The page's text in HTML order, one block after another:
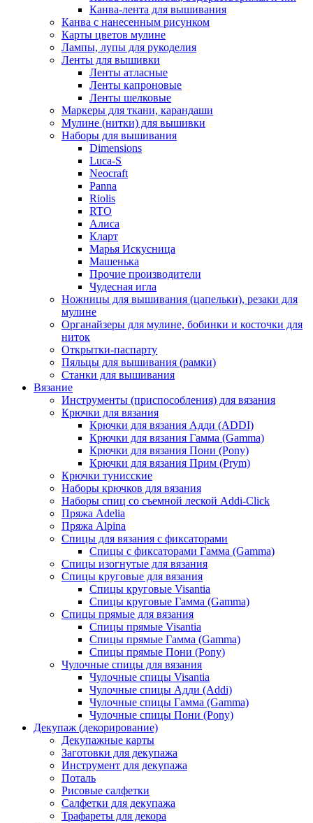
Канва-лента для вышивания
Канва с нанесенным рисунком
Карты цветов мулине
Лампы, лупы для рукоделия
Ленты для вышивки
Ленты атласные
Ленты капроновые
Ленты шелковые
Маркеры для ткани, карандаши
Мулине (нитки) для вышивки
Наборы для вышивания
Dimensions
Luca-S
Neocraft
Panna
Riolis
RTO
Алиса
Кларт
Марья Искусница
Машенька
Прочие производители
Чудесная игла
Ножницы для вышивания (цапельки), резаки для
мулине
Органайзеры для мулине, бобинки и косточки для
ниток
Открытки-паспарту
Пяльцы для вышивания (рамки)
Станки для вышивания
Вязание
Инструменты (приспособления) для вязания
Крючки для вязания
Крючки для вязания Адди (ADDI)
Крючки для вязания Гамма (Gamma)
Крючки для вязания Пони (Pony)
Крючки для вязания Прим (Prym)
Крючки тунисские
Наборы крючков для вязания
Наборы спиц со съемной леской Addi-Click
Пряжа Adelia
Пряжа Alpina
Спицы для вязания с фиксаторами
Спицы с фиксаторами Гамма (Gamma)
Спицы изогнутые для вязания
Спицы круговые для вязания
Спицы круговые Visantia
Спицы круговые Гамма (Gamma)
Спицы прямые для вязания
Спицы прямые Visantia
Спицы прямые Гамма (Gamma)
Спицы прямые Пони (Pony)
Чулочные спицы для вязания
Чулочные спицы Visantia
Чулочные спицы Адди (Addi)
Чулочные спицы Гамма (Gamma)
Чулочные спицы Пони (Pony)
Декупаж (декорирование)
Декупажные карты
Заготовки для декупажа
Инструмент для декупажа
Поталь
Рисовые салфетки
Салфетки для декупажа
Трафареты для декора